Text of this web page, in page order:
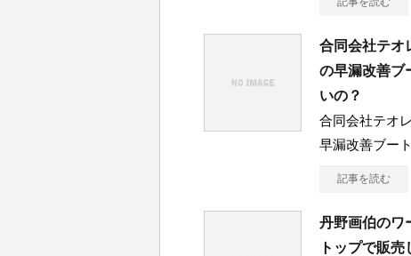
合同会社テオ
の早漏改善ブ
いの？
合同会社テオ
早漏改善ブー
記事を読む
丹野画伯のワ
トップで販